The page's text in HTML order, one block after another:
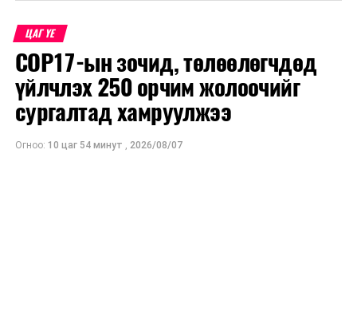
ЦАГ ҮЕ
COP17-ын зочид, төлөөлөгчдөд
үйлчлэх 250 орчим жолоочийг
сургалтад хамруулжээ
Огноо: 10 цаг 54 минут 2026/08/07